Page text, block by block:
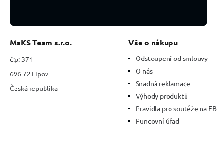
MaKS Team s.r.o.
č:p: 371
696 72 Lipov
Česká republika
Vše o nákupu
Odstoupení od smlouvy
O nás
Snadná reklamace
Výhody produktů
Pravidla pro soutěže na FB
Puncovní úřad